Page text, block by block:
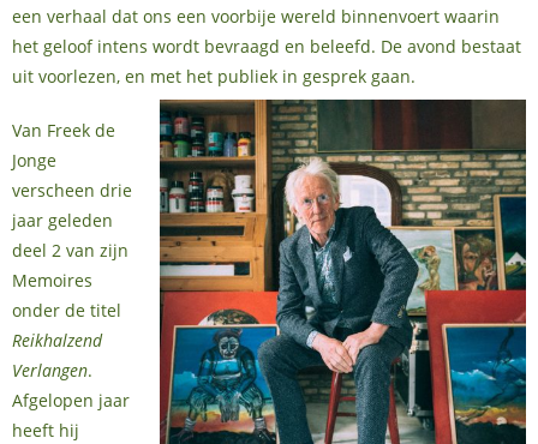
een verhaal dat ons een voorbije wereld binnenvoert waarin
het geloof intens wordt bevraagd en beleefd. De avond bestaat
uit voorlezen, en met het publiek in gesprek gaan.
Van Freek de
Jonge
verscheen drie
jaar geleden
deel 2 van zijn
Memoires
onder de titel
Reikhalzend
Verlangen.
Afgelopen jaar
heeft hij